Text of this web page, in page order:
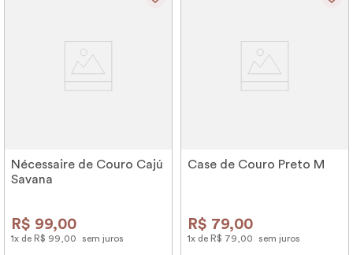
Nécessaire de Couro Cajú
Savana
R$ 99,00
1x de R$ 99 00 sem juros
Case de Couro Preto M
R$ 79,00
1x de R$ 79 00 sem juros